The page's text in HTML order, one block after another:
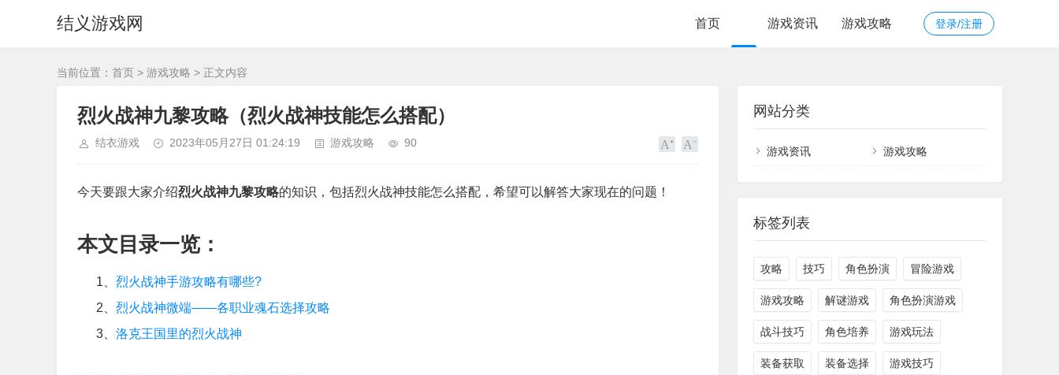
结义游戏网 登录/注册
首页 游戏资讯 游戏攻略
当前位置： 首页 > 游戏攻略 > 正文内容
烈火战神九黎攻略（烈火战神技能怎么搭配）
结衣游戏 2023年05月27日 01:24:19 游戏攻略 90
今天要跟大家介绍烈火战神九黎攻略的知识，包括烈火战神技能怎么搭配，希望可以解答大家现在的问题！
本文目录一览：
1、 烈火战神手游攻略有哪些?
2、 烈火战神微端——各职业魂石选择攻略
3、 洛克王国里的烈火战神
网站分类
游戏资讯 游戏攻略
标签列表
攻略 技巧 角色扮演 冒险游戏
游戏攻略 解谜游戏 角色扮演游戏
战斗技巧 角色培养 游戏玩法
装备获取 装备选择 游戏技巧